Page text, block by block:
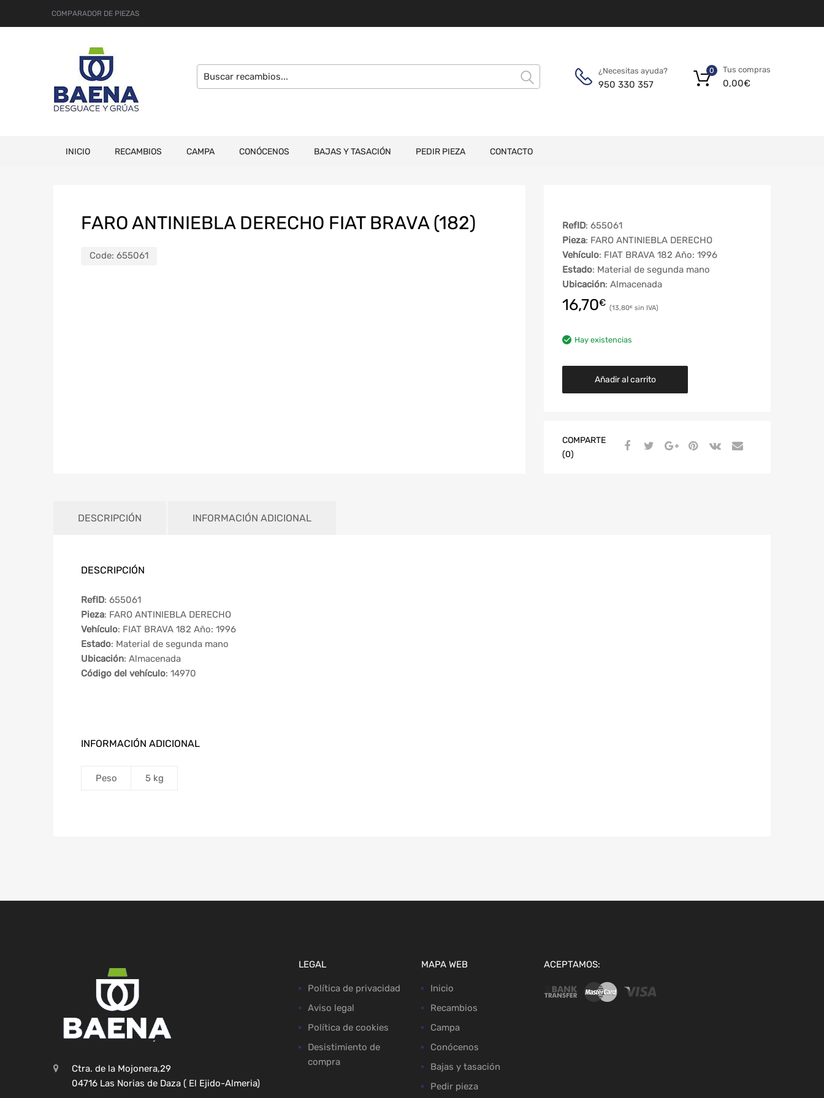
COMPARADOR DE PIEZAS
¿Necesitas ayuda?
950 330 357
Tus compras
0,00€
0
INICIO RECAMBIOS CAMPA CONÓCENOS BAJAS Y TASACIÓN PEDIR PIEZA CONTACTO
FARO ANTINIEBLA DERECHO FIAT BRAVA (182)
Code: 655061
RefID: 655061
Pieza: FARO ANTINIEBLA DERECHO
Vehículo: FIAT BRAVA 182 Año: 1996
Estado: Material de segunda mano
Ubicación: Almacenada
16,70€ 13,80€
Hay existencias
Añadir al carrito
COMPARTE
(0)
DESCRIPCIÓN INFORMACIÓN ADICIONAL
DESCRIPCIÓN
RefID: 655061
Pieza: FARO ANTINIEBLA DERECHO
Vehículo: FIAT BRAVA 182 Año: 1996
Estado: Material de segunda mano
Ubicación: Almacenada
Código del vehículo: 14970
INFORMACIÓN ADICIONAL
Peso 5 kg
Ctra. de la Mojonera,29
04716 Las Norias de Daza ( El Ejido-Almeria)
LEGAL
Política de privacidad
Aviso legal
Política de cookies
Desistimiento de
compra
MAPA WEB
Inicio
Recambios
Campa
Conócenos
Bajas y tasación
Pedir pieza
ACEPTAMOS: